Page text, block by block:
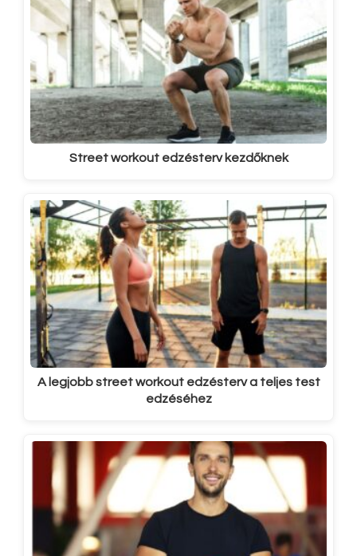
Street workout edzésterv kezdőknek
A legjobb street workout edzésterv a teljes test
edzéséhez